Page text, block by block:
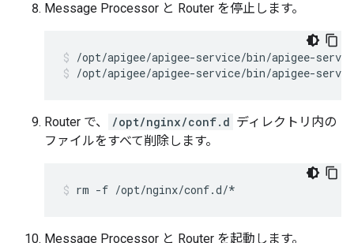
Message Processor と Router を停止します。
/opt/apigee/apigee-service/bin/apigee-
Router で、 /opt/nginx/conf.d ディレクトリ内の
ファイルをすべて削除します。
rm -f /opt/nginx/conf.d/*
Message Processor と Router を起動します。